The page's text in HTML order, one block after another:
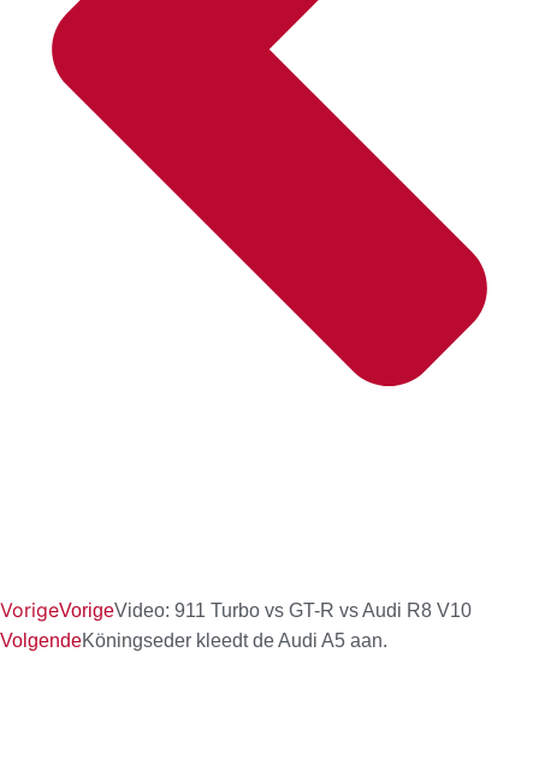
VorigeVorigeVideo: 911 Turbo vs GT-R vs Audi R8 V10
VolgendeKöningseder kleedt de Audi A5 aan.